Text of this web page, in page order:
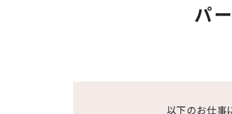
パ
以下のお仕事